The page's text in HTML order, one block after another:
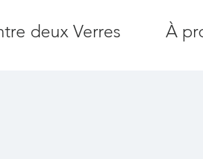
deux Verres À